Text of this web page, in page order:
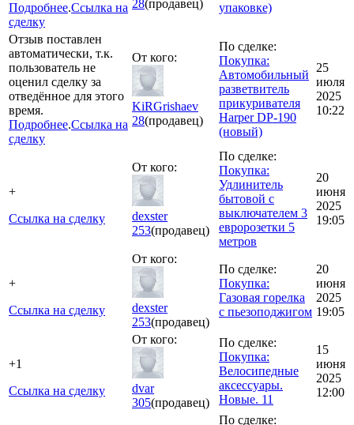
Подробнее.Ссылка на
сделку
28(продавец)
упаковке)
Отзыв поставлен
автоматически, т.к.
пользователь не
оценил сделку за
отведённое для этого
время.
Подробнее.Ссылка на
сделку
От кого:
KiRGrishaev
28(продавец)
По сделке:
Покупка:
Автомобильный
разветвитель
прикуривателя
Harper DP-190
(новый)
25
июля
2025
10:22
+
Ссылка на сделку
От кого:
dexster
253(продавец)
По сделке:
Покупка:
Удлинитель
бытовой с
выключателем 3
евророзетки 5
метров
20
июня
2025
19:05
+
Ссылка на сделку
От кого:
dexster
253(продавец)
По сделке:
Покупка:
Газовая горелка
с пьезоподжигом
20
июня
2025
19:05
+1
Ссылка на сделку
От кого:
dvar
305(продавец)
По сделке:
Покупка:
Велосипедные
аксессуары.
Новые. 11
15
июня
2025
12:00
По сделке: